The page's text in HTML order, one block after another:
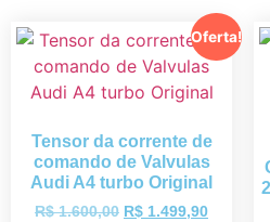
Oferta!
Tensor da corrente de
comando de Valvulas
Audi A4 turbo Original
R$1.600,00 R$ 1.499,90